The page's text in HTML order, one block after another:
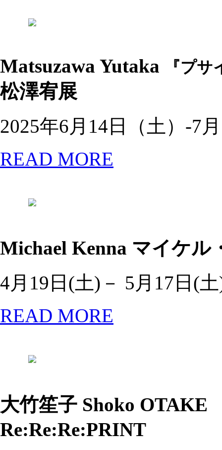
Matsuzawa Yutaka 『プ
松澤宥展
2025年6月14日（土）-7
READ MORE
Michael Kenna マイケ
4月19日(土)－ 5月17日(
READ MORE
大竹笙子 Shoko OTAKE
Re:Re:Re:PRINT